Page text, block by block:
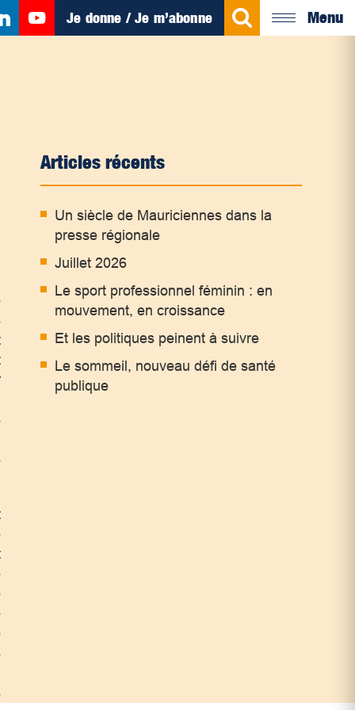
Je donne / Je m’abonne Menu
Articles récents
Un siècle de Mauriciennes dans la
presse régionale
Juillet 2026
Le sport professionnel féminin : en
mouvement, en croissance
Et les politiques peinent à suivre
Le sommeil, nouveau défi de santé
publique